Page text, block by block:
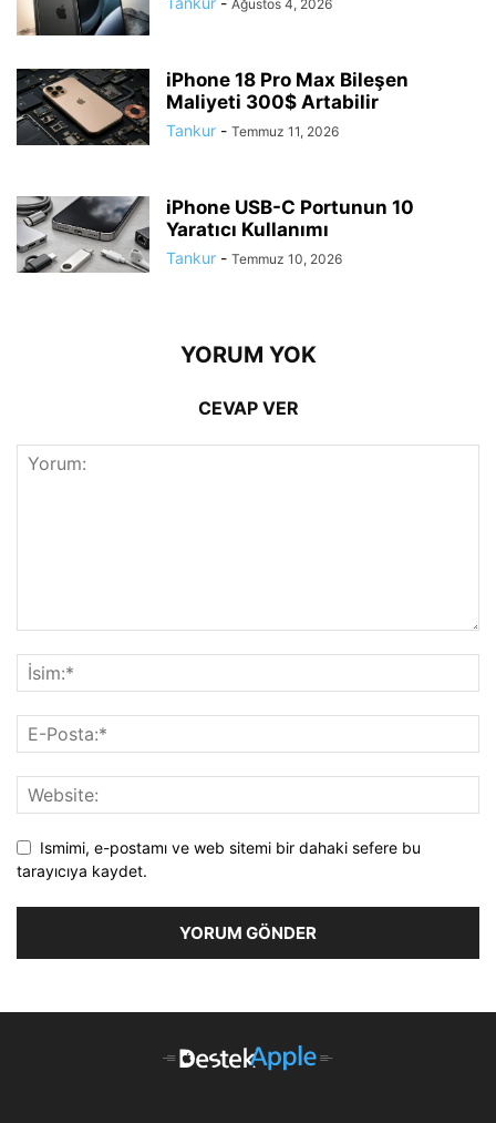
Ağustos 4, 2026
iPhone 18 Pro Max Bileşen
Maliyeti 300$ Artabilir
Tankur - Temmuz 11, 2026
iPhone USB-C Portunun 10
Yaratıcı Kullanımı
Tankur - Temmuz 10, 2026
YORUM YOK
CEVAP VER
Ismimi, e-postamı ve web sitemi bir dahaki sefere bu
tarayıcıya kaydet.